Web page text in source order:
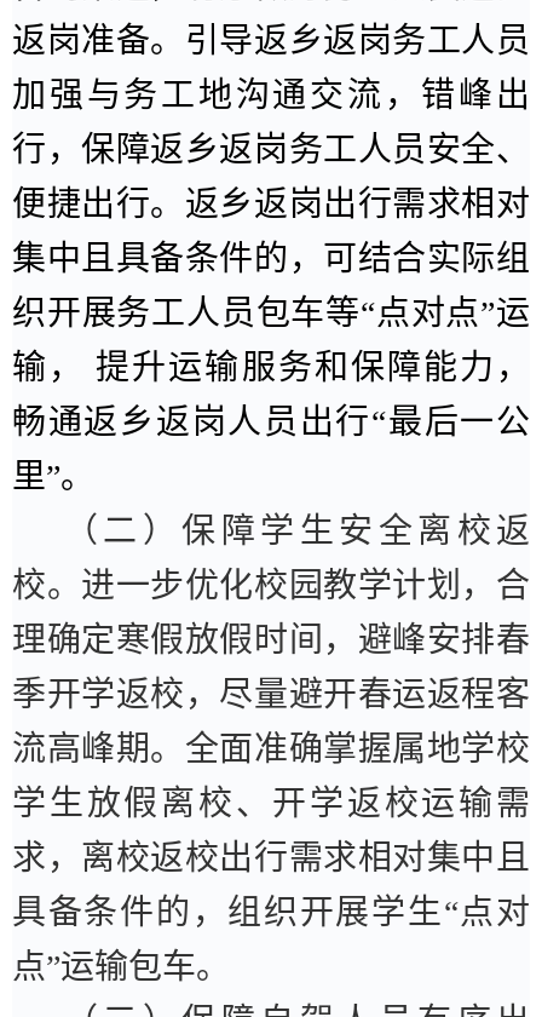
返岗准备。引导返乡返岗务工人员
加强与务工地沟通交流，错峰出
行，保障返乡返岗务工人员安全、
便捷出行。返乡返岗出行需求相对
集中且具备条件的，可结合实际组
织开展务工人员包车等“点对点”运
输，
提升运输服务和保障能力，
畅通返乡返岗人员出行“最后一公
里”。
（二）保障学生安全离校返
校。 进一步优化校园教学计划，合
理确定寒假放假时间，避峰安排春
季开学返校，尽量避开春运返程客
流高峰期。全面准确掌握属地学校
学生放假离校、开学返校运输需
求，离校返校出行需求相对集中且
具备条件的，组织开展学生“点对
点”运输包车。